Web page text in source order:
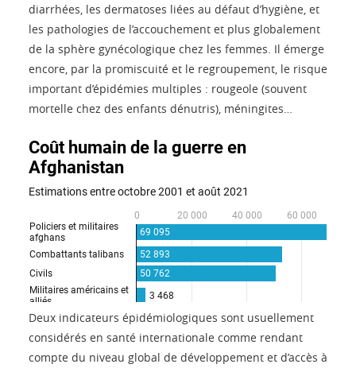
diarrhées, les dermatoses liées au défaut d’hygiène, et
les pathologies de l’accouchement et plus globalement
de la sphère gynécologique chez les femmes. Il émerge
encore, par la promiscuité et le regroupement, le risque
important d’épidémies multiples : rougeole (souvent
mortelle chez des enfants dénutris), méningites…
Deux indicateurs épidémiologiques sont usuellement
considérés en santé internationale comme rendant
compte du niveau global de développement et d’accès à